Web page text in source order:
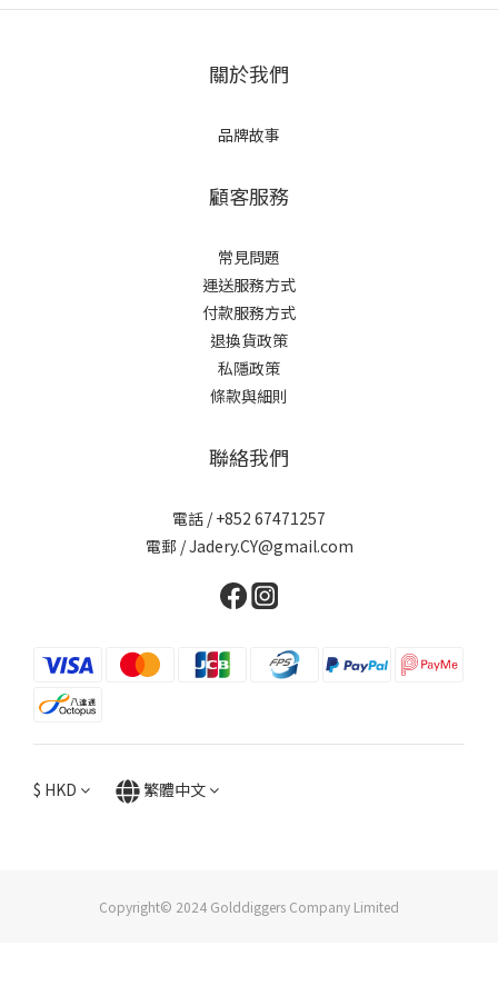
關於我們
品牌故事
顧客服務
常見問題
運送服務方式
付款服務方式
退換貨政策
私隱政策
條款與細則
聯絡我們
電話 / +852 67471257
電郵 / Jadery.CY@gmail.com
$ HKD 繁體中文
Copyright© 2024 Golddiggers Company Limited